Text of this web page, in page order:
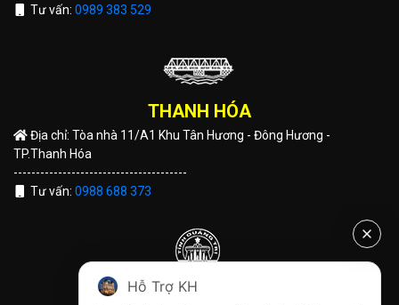
Tư vấn: 0989 383 529
THANH HÓA
Địa chỉ: Tòa nhà 11/A1 Khu Tân Hương - Đông Hương -
TP.Thanh Hóa
---------------------------------------
Tư vấn: 0988 688 373
QUẢNG TRỊ
Hỗ Trợ KH